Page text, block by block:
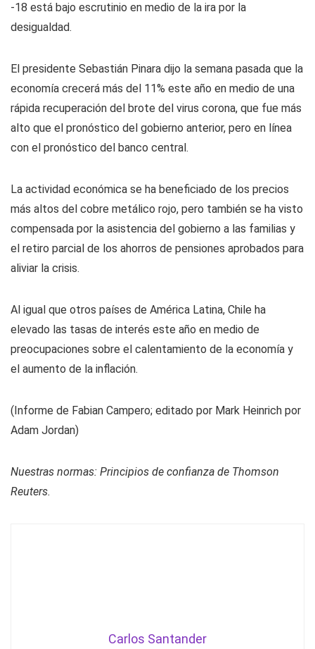
-18 está bajo escrutinio en medio de la ira por la
desigualdad.
El presidente Sebastián Pinara dijo la semana pasada que la
economía crecerá más del 11% este año en medio de una
rápida recuperación del brote del virus corona, que fue más
alto que el pronóstico del gobierno anterior, pero en línea
con el pronóstico del banco central.
La actividad económica se ha beneficiado de los precios
más altos del cobre metálico rojo, pero también se ha visto
compensada por la asistencia del gobierno a las familias y
el retiro parcial de los ahorros de pensiones aprobados para
aliviar la crisis.
Al igual que otros países de América Latina, Chile ha
elevado las tasas de interés este año en medio de
preocupaciones sobre el calentamiento de la economía y
el aumento de la inflación.
(Informe de Fabian Campero; editado por Mark Heinrich por
Adam Jordan)
Nuestras normas: Principios de confianza de Thomson
Reuters.
Carlos Santander